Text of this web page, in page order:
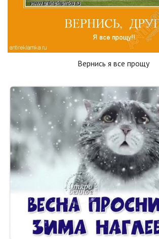
Вернись я все прощу